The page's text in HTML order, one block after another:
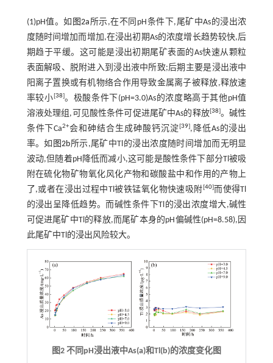
(1)pH值。如 图2a 所示,在不同pH条件下,尾矿中As的浸出浓
度随时间增加而增加,在浸出初期As的浓度增长趋势较快,后
期趋于平缓。这可能是浸出初期尾矿表面的As快速从颗粒
表面解吸、脱附进入到浸出液中所致;后期主要是浸出液中
阳离子置换或有机物络合作用导致金属离子被释放,释放速
率较小[38]。极酸条件下(pH=3.0)As的浓度略高于其他pH值
溶液处理组,可见酸性条件可促进尾矿中As的释放[38]。碱性
条件下Ca2+会和砷结合生成砷酸钙沉淀[39],降低As的浸出
率。如 图2b所示,尾矿中Tl的浸出浓度随时间增加而无明显
波动,但随着pH降低而减小,这可能是酸性条件下部分Tl被吸
附在硫化物矿物氧化风化产物和碳酸盐中和作用的产物上
了,或者在浸出过程中Tl被铁锰氧化物快速吸附[40]而使得Tl
的浸出呈降低趋势。而碱性条件下Tl的浸出浓度增大,碱性
可促进尾矿中Tl的释放,而尾矿本身的pH偏碱性(pH=8.58),因
此尾矿中Tl的浸出风险较大。
图2 不同pH浸出液中As(a)和Tl(b)的浓度变化图